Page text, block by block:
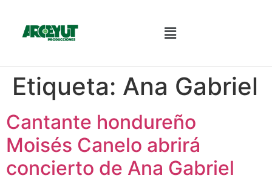
Etiqueta: Ana Gabriel
Cantante hondureño
Moisés Canelo abrirá
concierto de Ana Gabriel